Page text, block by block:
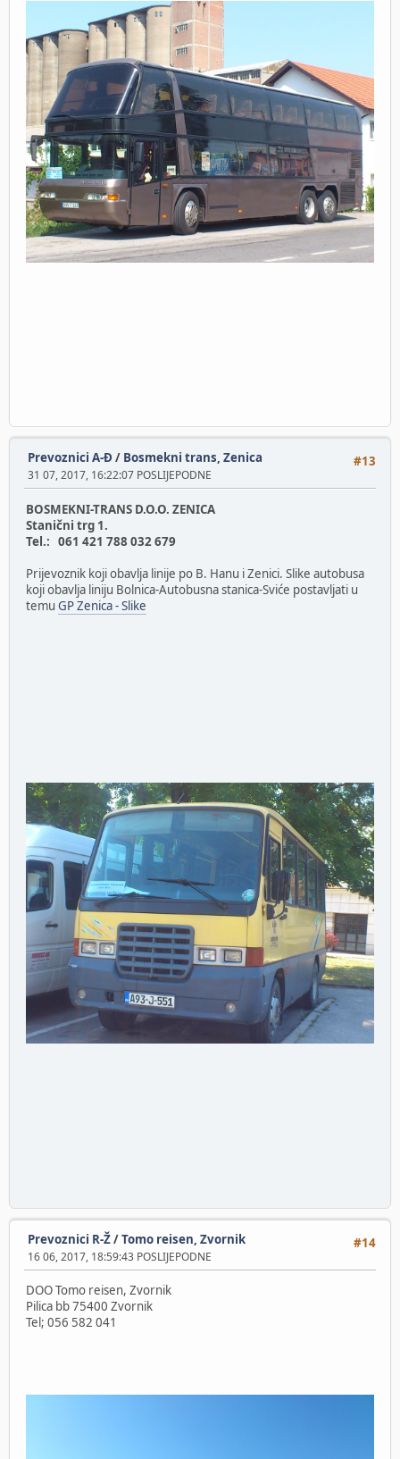
#13
Prevoznici A-Đ / Bosmekni trans, Zenica
31 07, 2017, 16:22:07 POSLIJEPODNE
BOSMEKNI-TRANS D.O.O. ZENICA
Stanični trg 1.
Tel.: 061 421 788 032 679
Prijevoznik koji obavlja linije po B. Hanu i Zenici. Slike autobusa
koji obavlja liniju Bolnica-Autobusna stanica-Sviće postavljati u
temu GP Zenica - Slike
#14
Prevoznici R-Ž/Tomo reisen, Zvornik
16 06, 2017, 18:59:43 POSLIJEPODNE
DOO Tomo reisen, Zvornik
Pilica bb 75400 Zvornik
Tel; 056 582 041